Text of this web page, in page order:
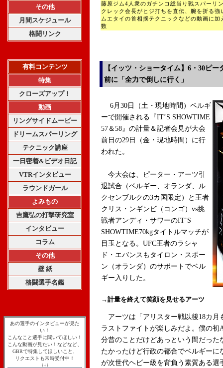
その他
月間スケジュール
格闘リンク
有料コンテンツ
特集
クローズアップ！
動画
リングサイドムービー
ドリームスパーリング
テクニック講座
一日密着&ビデオ日記
VTRインタビュー
ラウンドガール
よみもの
吉鷹弘の打撃研究室
インタビュー
コラム
その他
壁 紙
格闘選手名鑑
あの選手のインタビューが見た
い！
こんなこと選手に聞いてほしい！
こんな動画が見たい！などなど、
GBRで特集してほしいこと、
リクエストも常時受付中！
↓↓↓
藤原ジム4人衆のガチンコ総当り戦スパーリ
クレック会長がヒジ打ちを直伝、腕を折る
ムエタイの首相撲テクニックなどの動画に
数
【イッツ・ショータイム】6・30ピ
前に「全力で倒しに行く」
6月30日（土・現地時間）ベルギ
ーで開催される『IT’S SHOWTIME
57＆58』の計量＆記者会見が大会
前日の29日（金・現地時間）に行
われた。
今大会は、ピーター・アーツ引
退試合（ベルギー、オランダ、ル
クセンブルクの3カ国限定）と王者
クリス・ンギンビ（コンゴ）vs挑
戦者アンディ・サワーのIT’S
SHOWTIME70kgタイトルマッチが
目玉となる。UFC王者のラシャ
ド・エバンスもタイロン・スポー
ン（オランダ）のサポートでベル
ギー入りした。
→計量を終えて笑顔を見せるアーツ
アーツは「アリスター戦以後18カ月
ラストファイトが楽しみだよ。僕の
分昔のことだけどあっという間だっ
たかったけど行政の都合でベルギー
が次世代ヘビー級を背負う素質ある